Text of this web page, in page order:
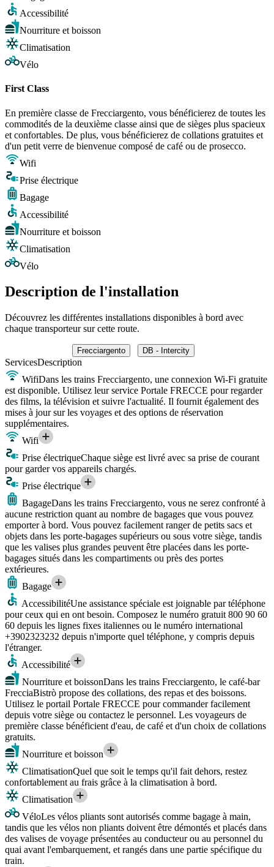
Accessibilité
Nourriture et boisson
Climatisation
Vélo
First Class
En première classe de Frecciargento, vous bénéficierez de toutes les
commodités de la deuxième classe ainsi que de sièges plus spacieux
et confortables. De plus, vous bénéficierez de collations gratuites et
d'un petit verre de bienvenue composé de café ou de prosecco.
Wifi
Prise électrique
Bagage
Accessibilité
Nourriture et boisson
Climatisation
Vélo
Description de l'installation
Découvrez les différentes installations disponibles à bord avec
chaque transporteur sur cette route.
Frecciargento DB - Intercity
ServicesDescription
WifiDans les trains Frecciargento, une connexion Wi-Fi gratuite
est disponible. Utilisez leur service Portale FRECCE pour regarder
des films, la télévision et suivre l'actualité. Il fournit également des
mises à jour sur les voyages et des options de réservation
supplémentaires.
Wifi
Prise électriqueChaque siège est livré avec sa prise de courant
pour garder vos appareils chargés.
Prise électrique
BagageDans les trains Frecciargento, vous ne serez confronté à
aucune restriction quant au nombre de bagages que vous pouvez
emporter à bord. Vous pouvez facilement ranger de petits sacs et
objets dans les porte-bagages supérieurs ou sous votre siège, tandis
que les valises plus grandes peuvent être placées dans les porte-
bagages situés dans les compartiments ou près des portes
extérieures.
Bagage
AccessibilitéUne assistance spéciale est joignable par téléphone
pour ceux qui en ont besoin. Composez le numéro gratuit 800 90 60
60 depuis les lignes fixes italiennes ou le numéro international
+3902323232 depuis n'importe quel téléphone, y compris depuis
l'étranger.
Accessibilité
Nourriture et boissonDans les trains Frecciargento, le café-bar
FrecciaBistrò propose des collations, des repas et des boissons.
Utilisez le portail Portale FRECCE pour commander facilement
depuis votre siège ou contactez le personnel. Les voyageurs de
première classe bénéficient d'eau, de café et d'un choix de collations
gratuits.
Nourriture et boisson
ClimatisationQuel que soit le temps qu'il fait dehors, restez
confortablement au frais grâce à la climatisation à bord.
Climatisation
VéloLes vélos pliants sont autorisés comme bagage à main,
tandis que les vélos non pliants doivent être démontés et placés dans
des valises de voyage présentées au conducteur ou au personnel du
quai avant l'embarquement, et rangés dans une partie spécifique du
train.